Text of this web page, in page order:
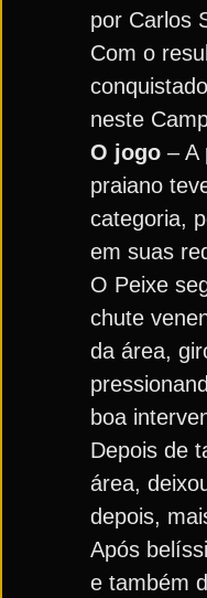
por Carlos
Com o
neste
O jogo – A
praiano
categoria,
em suas
O Peixe
chute
da área,
boa
Depois de
área,
depois,
Após
e também